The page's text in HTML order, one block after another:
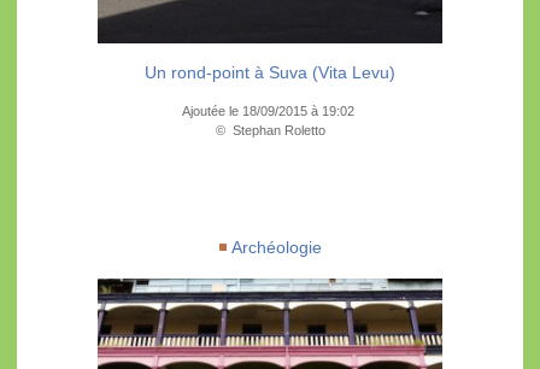
Un rond-point à Suva (Vita Levu)
Ajoutée le 18/09/2015 à 19:02
© Stephan Roletto
Archéologie